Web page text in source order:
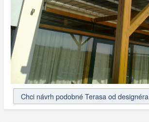
Chci návrh podobné Terasa od designéra